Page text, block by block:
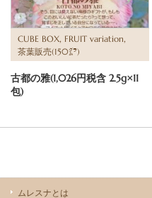
CUBE BOX, FRUIT variation,
茶葉販売(150㌘)
古都の雅(1,026円税含 2.5g×11
包)
ムレスナとは